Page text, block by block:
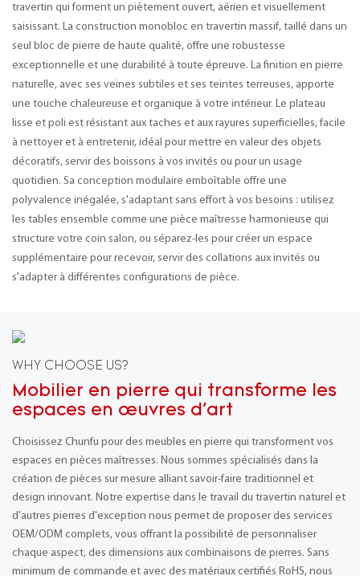
travertin qui forment un piètement ouvert, aérien et visuellement
saisissant. La construction monobloc en travertin massif, taillé dans un
seul bloc de pierre de haute qualité, offre une robustesse
exceptionnelle et une durabilité à toute épreuve. La finition en pierre
naturelle, avec ses veines subtiles et ses teintes terreuses, apporte
une touche chaleureuse et organique à votre intérieur. Le plateau
lisse et poli est résistant aux taches et aux rayures superficielles, facile
à nettoyer et à entretenir, idéal pour mettre en valeur des objets
décoratifs, servir des boissons à vos invités ou pour un usage
quotidien. Sa conception modulaire emboîtable offre une
polyvalence inégalée, s'adaptant sans effort à vos besoins : utilisez
les tables ensemble comme une pièce maîtresse harmonieuse qui
structure votre coin salon, ou séparez-les pour créer un espace
supplémentaire pour recevoir, servir des collations aux invités ou
s'adapter à différentes configurations de pièce.
WHY CHOOSE US?
Mobilier en pierre qui transforme les
espaces en œuvres d'art
Choisissez Chunfu pour des meubles en pierre qui transforment vos
espaces en pièces maîtresses. Nous sommes spécialisés dans la
création de pièces sur mesure alliant savoir-faire traditionnel et
design innovant. Notre expertise dans le travail du travertin naturel et
d'autres pierres d'exception nous permet de proposer des services
OEM/ODM complets, vous offrant la possibilité de personnaliser
chaque aspect, des dimensions aux combinaisons de pierres. Sans
minimum de commande et avec des matériaux certifiés RoHS, nous